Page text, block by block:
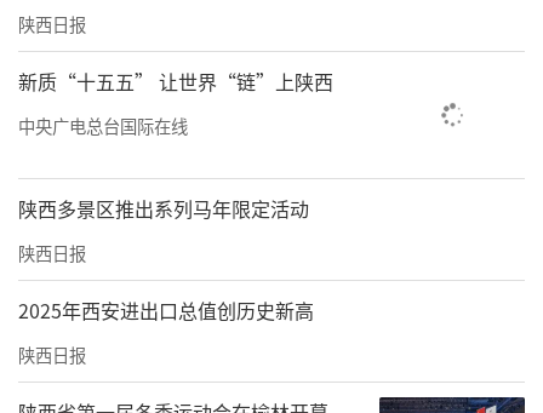
陕西日报
新质“十五五” 让世界“链”上陕西
中央广电总台国际在线
陕西多景区推出系列马年限定活动
陕西日报
2025年西安进出口总值创历史新高
陕西日报